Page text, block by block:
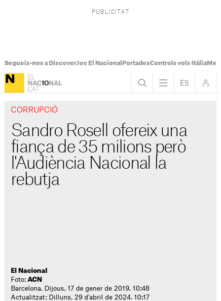
Segueix-nos a DiscoverJoc El Nacional PortadesControls vols Itàlia
CORRUPCIÓ
Sandro Rosell ofereix una
fiança de 35 milions però
l'Audiència Nacional la
rebutja
El Nacional
Foto:ACN
Barcelona. Dijous, 17 de gener de 2019. 10:48
Actualitzat: Dilluns, 29 d'abril de 2024. 10:17